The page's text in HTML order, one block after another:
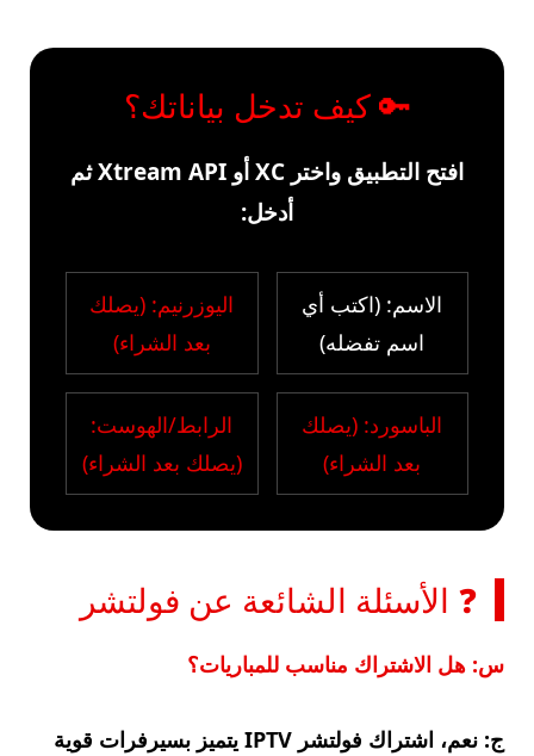
🔑 كيف تدخل بياناتك؟
افتح التطبيق واختر XC أو Xtream API ثم
أدخل:
الاسم: (اكتب أي
اسم تفضله)
اليوزرنيم: (يصلك
بعد الشراء)
الباسورد: (يصلك
بعد الشراء)
الرابط/الهوست:
(يصلك بعد الشراء)
❓ الأسئلة الشائعة عن فولتشر
س: هل الاشتراك مناسب للمباريات؟
ج: نعم، اشتراك فولتشر IPTV يتميز بسيرفرات قوية